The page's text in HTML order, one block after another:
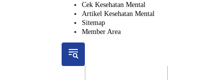
Cek Kesehatan Mental
Artikel Kesehatan Mental
Sitemap
Member Area